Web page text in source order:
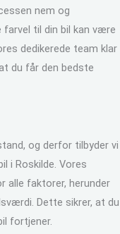
nem og
til din bil kan være
dedikerede team klar
du får den bedste
og derfor tilbyder vi
i Roskilde. Vores
alle faktorer, herunder
Dette sikrer, at du
fortjener.